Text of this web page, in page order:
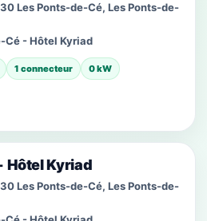
Les Ponts-de-Cé, Les Ponts-de-
Cé - Hôtel Kyriad
1 connecteur 0 kW
Hôtel Kyriad
Les Ponts-de-Cé, Les Ponts-de-